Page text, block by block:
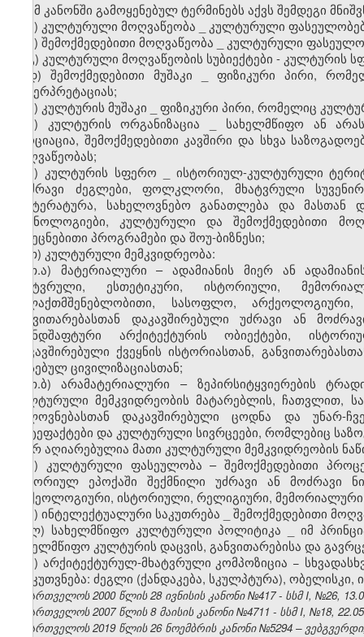
ამ კანონში გამოყენებულ ტერმინებს აქვს შემდეგი
ა) კულტურული მოღვაწეობა
კულტურული
ბ) შემოქმედებითი მოღვაწეობა
კულტურული
გ) კულტურული მოღვაწეობის სუბიექტები - კულტურის
დ) შემოქმედებითი მუშაკი
ფიზიკური პირი,
ინტერპრეტაციას;
ე) კულტურის მუშაკი
ფიზიკური პირი, რომელიც
ვ) კულტურის ორგანიზაცია
სახელმწიფო ან
ასოციაცია, შემოქმედებითი კავშირი და სხვა
მოღვაწეობას;
ზ) კულტურის სფერო
ისტორიულ-კულტურული
მოძრავი ძეგლები, ფოლკლორი, მხატვრული
ლიტერატურა, სახელოვნებო განათლება და მასთან
ტექნოლოგიები, კულტურული და შემოქმედებითი
შემეცნებითი პროგრამები და შოუ-ბიზნესი;
თ) კულტურული მემკვიდრეობა:
თ.ა) მატერიალური – ადამიანის მიერ ან
მხატვრული, ესთეტიკური, ისტორიული,
ქალაქთმშენებლობითი, სასოფლო,
განვითარებასთან დაკავშირებული უძრავი ან
ლანდშაფტური არქიტექტურის ობიექტები,
დაკავშირებული ქვეყნის ისტორიასთან,
არსებულ ცივილიზაციასთან;
თ.ბ) არამატერიალური – ზეპირსიტყვიერების
კულტურული მემკვიდრეობის მატარებლის, ჩათვლით,
ხელოვნებასთან დაკავშირებული ცოდნა და უნარ-
არტეფაქტები და კულტურული სივრცეები, რომლებიც
მიერ აღიარებულია მათი კულტურული მემკვიდრეობის
ი) კულტურული ფასეულობა – შემოქმედებითი
ისტორიულ ეპოქაში შექმნილი უძრავი ან მოძრავი
არქეოლოგიური, ისტორიული, რელიგიური,
კ) ინტელექტუალური საკუთრება
შემოქმედებითი
ლ) სახელმწიფო კულტურული პოლიტიკა
იმ
სახელმწიფო კულტურის დაცვის, განვითარებისა და
მ) არქიტექტურულ-მხატვრული კომპოზიცია −
მიეკუთვნება: ძეგლი (ქანდაკება, სკულპტურა),
საქართველოს 2000 წლის 28 ივნისის კანონი №417 - სსმ I, №26,
საქართველოს 2007 წლის 8 მაისის კანონი №4711 - სსმ I, №18,
საქართველოს 2019 წლის 26 ნოემბრის კანონი №5294 –